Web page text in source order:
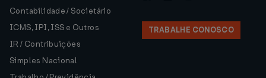
Contabilidade / Societário
ICMS, IPI, ISS e Outros
IR / Contribuições
Simples Nacional
TRABALHE CONOSCO